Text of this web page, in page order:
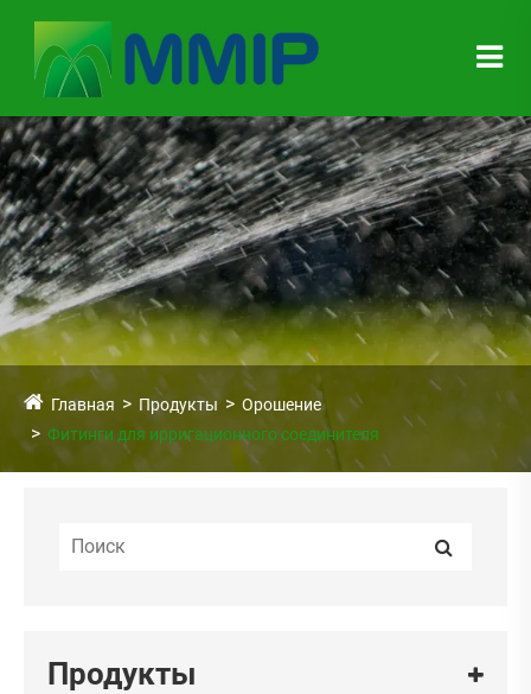
Главная Продукты
Орошение
Фитинги для ирригационного соединителя
Продукты